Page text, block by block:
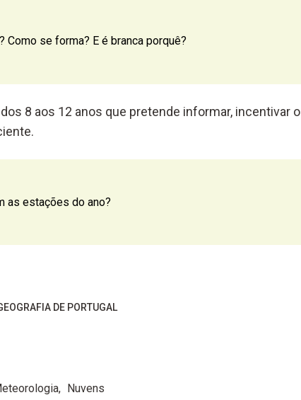
Como se forma? E é branca porquê?
8 aos 12 anos que pretende informar, incentivar o
as estações do ano?
DE PORTUGAL
Nuvens